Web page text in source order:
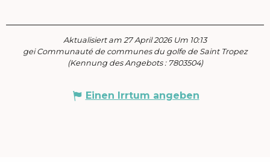
Aktualisiert am 27 April 2026 Um 10:13
gei Communauté de communes du golfe de Saint Tropez
(Kennung des Angebots : 7803504)
Einen Irrtum angeben